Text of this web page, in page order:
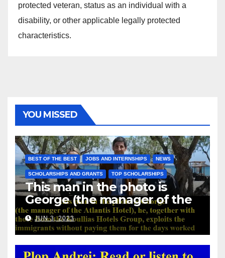
protected veteran, status as an individual with a
disability, or other applicable legally protected
characteristics.
YOU MISSED
BEST OF THE BEST JOBS AND INTERNSHIPS NEWS
SCHOLARSHIPS AND GRANTS TOP SCHOLARSHIPS
This man in the photo is
George (the manager of the
Atlantis Hotel), he, together
with those from the Koullias
Hotels Group, exploits the
immigrants without paying
JUN 3, 2023